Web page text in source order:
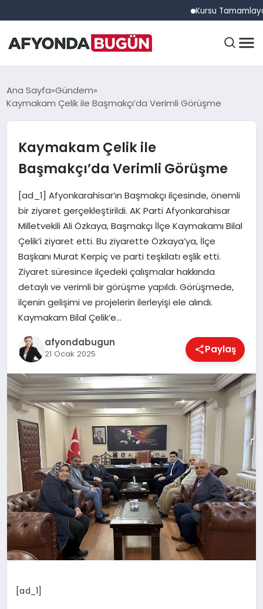
Kursu Tamamlayan
ANASAYFA
EĞITIM
DÜNYA
EKONOMI
MAGAZIN
SAĞLIK
SIYASET
SPOR
YAŞAM
Ana Sayfa Gündem
Kaymakam Çelik ile Başmakçı’da Verimli Görüşme
Kaymakam Çelik ile
Başmakçı’da Verimli Görüşme
[ad_1] Afyonkarahisar’ın Başmakçı ilçesinde, önemli
bir ziyaret gerçekleştirildi. AK Parti Afyonkarahisar
Milletvekili Ali Özkaya, Başmakçı İlçe Kaymakamı Bilal
Çelik’i ziyaret etti. Bu ziyarette Özkaya’ya, İlçe
Başkanı Murat Kerpiç ve parti teşkilatı eşlik etti.
Ziyaret süresince ilçedeki çalışmalar hakkında
detaylı ve verimli bir görüşme yapıldı. Görüşmede,
ilçenin gelişimi ve projelerin ilerleyişi ele alındı.
Kaymakam Bilal Çelik’e…
afyondabugun
21 Ocak 2025 Paylaş
[ad_1]